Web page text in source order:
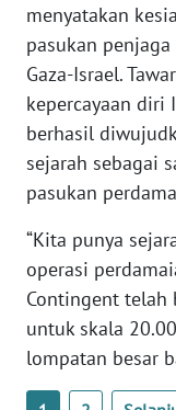
menyatakan
pasukan
Gaza-Israel.
kepercayaan diri
berhasil
sejarah sebagai
pasukan
“Kita punya
operasi
Contingent telah
untuk skala
lompatan besar
WN
SUMBAR
WN
SUMSEL
WN
WN
LAMPUNG
WN